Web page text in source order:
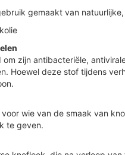
gemaakt van
zijn antibacteriële,
Hoewel deze stof tijdens
wie van de smaak van
te geven.